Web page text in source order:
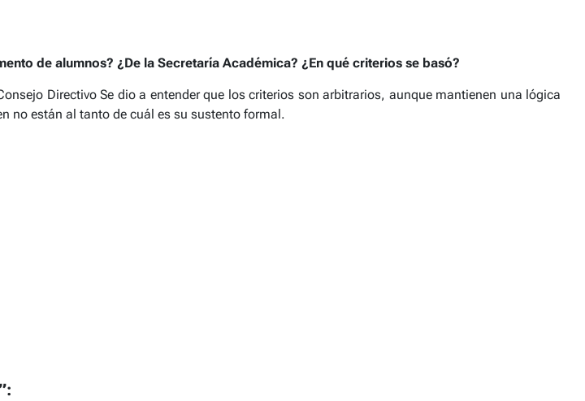
de alumnos? ¿De la Secretaría Académica? ¿En qué criterios se basó?
Directivo Se dio a entender que los criterios son arbitrarios, aunque mantienen una lógica
no están al tanto de cuál es su sustento formal.